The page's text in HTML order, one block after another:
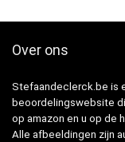
Over ons
Stefaandeclerck.be is
beoordelingswebsite
op amazon en u op de
Alle afbeeldingen zijn